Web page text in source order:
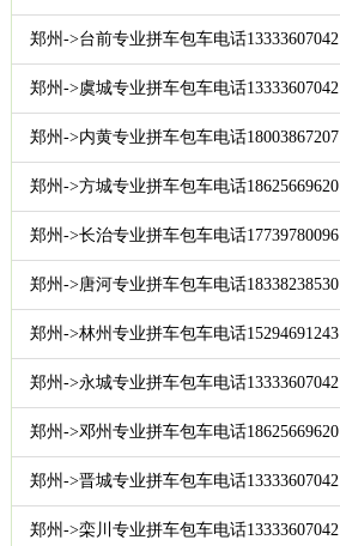
郑州->台前专业拼车包车电话13333607042
郑州->虞城专业拼车包车电话13333607042
郑州->内黄专业拼车包车电话18003867207
郑州->方城专业拼车包车电话18625669620
郑州->长治专业拼车包车电话17739780096
郑州->唐河专业拼车包车电话18338238530
郑州->林州专业拼车包车电话15294691243
郑州->永城专业拼车包车电话13333607042
郑州->邓州专业拼车包车电话18625669620
郑州->晋城专业拼车包车电话13333607042
郑州->栾川专业拼车包车电话13333607042